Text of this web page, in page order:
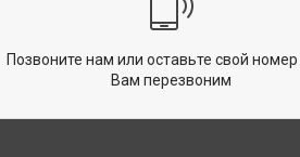
Позвоните нам или оставьте свой
Вам перезвоним